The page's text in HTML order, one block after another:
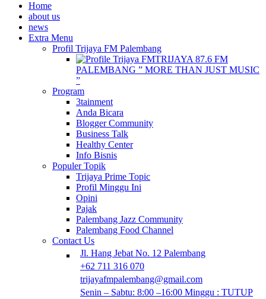
Home
about us
news
Extra Menu
Profil Trijaya FM Palembang
TRIJAYA 87.6 FM
PALEMBANG ” MORE THAN JUST MUSIC
”
Program
3tainment
Anda Bicara
Blogger Community
Business Talk
Healthy Center
Info Bisnis
Populer Topik
Trijaya Prime Topic
Profil Minggu Ini
Opini
Pajak
Palembang Jazz Community
Palembang Food Channel
Contact Us
Jl. Hang Jebat No. 12 Palembang
+62 711 316 070
trijayafmpalembang@gmail.com
Senin – Sabtu: 8:00 –16:00 Minggu : TUTUP